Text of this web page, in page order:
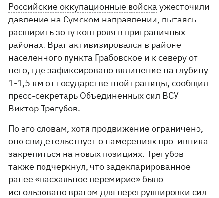
Российские оккупационные войска ужесточили
давление на Сумском направлении, пытаясь
расширить зону контроля в приграничных
районах. Враг активизировался в районе
населенного пункта Грабовское и к северу от
него, где зафиксировано вклинение на глубину
1-1,5 км от государственной границы, сообщил
пресс-секретарь Объединенных сил ВСУ
Виктор Трегубов.
По его словам, хотя продвижение ограничено,
оно свидетельствует о намерениях противника
закрепиться на новых позициях. Трегубов
также подчеркнул, что задекларированное
ранее «пасхальное перемирие» было
использовано врагом для перегруппировки сил